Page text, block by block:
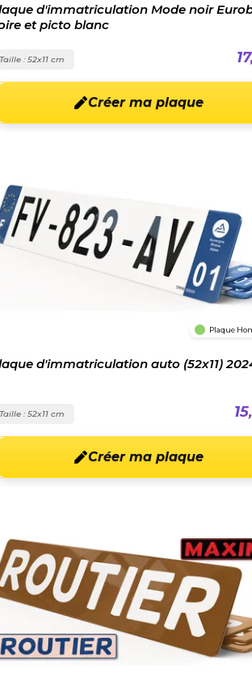
d'immatriculation Mode noir
et picto blanc
: 52x11 cm
Créer ma plaque
Plaque
d'immatriculation auto (52x11)
: 52x11 cm
Créer ma plaque